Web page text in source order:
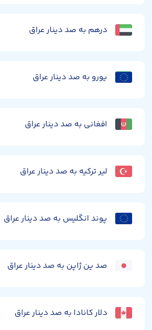
درهم به صد دینار عراق
یورو به صد دینار عراق
افغانی به صد دینار عراق
لیر ترکیه به صد دینار عراق
پوند انگلیس به صد دینار عراق
صد ین ژاپن به صد دینار عراق
دلار کانادا به صد دینار عراق